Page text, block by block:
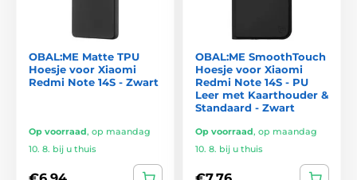
OBAL:ME Matte TPU
Hoesje voor Xiaomi
Redmi Note 14S - Zwart
Op voorraad, op maandag
10. 8. bij u thuis
OBAL:ME SmoothTouch
Hoesje voor Xiaomi
Redmi Note 14S - PU
Leer met Kaarthouder &
Standaard - Zwart
Op voorraad, op maandag
10. 8. bij u thuis